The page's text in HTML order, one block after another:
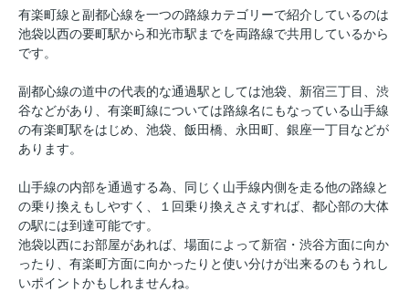
有楽町線と副都心線を一つの路線カテゴリーで紹介しているのは
池袋以西の要町駅から和光市駅までを両路線で共用しているから
です。
副都心線の道中の代表的な通過駅としては池袋、新宿三丁目、渋
谷などがあり、有楽町線については路線名にもなっている山手線
の有楽町駅をはじめ、池袋、飯田橋、永田町、銀座一丁目などが
あります。
山手線の内部を通過する為、同じく山手線内側を走る他の路線と
の乗り換えもしやすく、１回乗り換えさえすれば、都心部の大体
の駅には到達可能です。
池袋以西にお部屋があれば、場面によって新宿・渋谷方面に向か
ったり、有楽町方面に向かったりと使い分けが出来るのもうれし
いポイントかもしれませんね。